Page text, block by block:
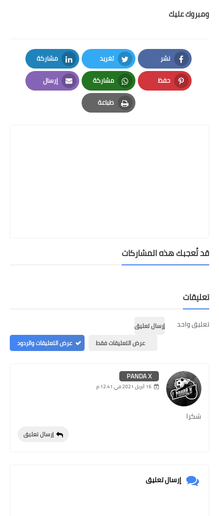
ومبروك عليك
نشر
Facebook
تغريد
Twitter
مشاركة
LinkedIn
حفظ
Pinterest
مشاركة
Whatsapp
إرسال
Email
طباعة
Print
قد تُعجبك هذه المشاركات
تعليقات
تعليق واحد
إرسال تعليق
عرض التعليقات فقط
عرض التعليقات والردود
PANDA X
16 أبريل 2021 في 12:41 م
شكرا
إرسال تعليق
إرسال تعليق